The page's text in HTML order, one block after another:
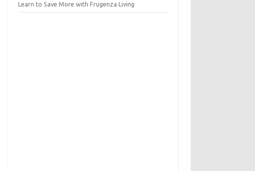
Learn to Save More with Frugenza Living